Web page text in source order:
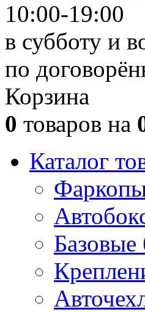
10:00-19:00
в субботу и
по
Корзина
0 товаров на
Каталог